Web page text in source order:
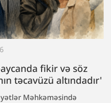
fikir və söz
təcavüzü altındadır'
Məhkəməsində